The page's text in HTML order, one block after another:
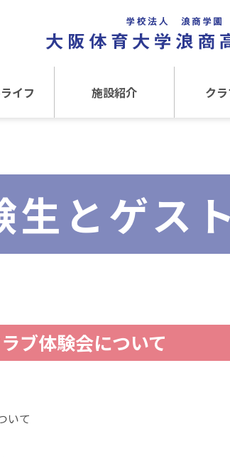
イフ 施設紹介 ク
文
生とゲス
ブ体験会について
いて